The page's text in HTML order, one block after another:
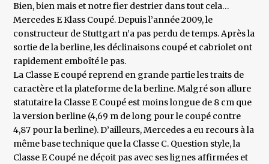
Bien, bien mais et notre fier destrier dans tout cela…
Mercedes E Klass Coupé. Depuis l’année 2009, le
constructeur de Stuttgart n’a pas perdu de temps. Après la
sortie de la berline, les déclinaisons coupé et cabriolet ont
rapidement emboîté le pas.
La Classe E coupé reprend en grande partie les traits de
caractère et la plateforme de la berline. Malgré son allure
statutaire la Classe E Coupé est moins longue de 8 cm que
la version berline (4,69 m de long pour le coupé contre
4,87 pour la berline). D’ailleurs, Mercedes a eu recours à la
même base technique que la Classe C. Question style, la
Classe E Coupé ne déçoit pas avec ses lignes affirmées et